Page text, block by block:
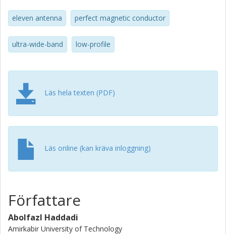
in a good agreement with theory. Also, some discussions
are provided for the realization of the artificial-magnetic-
ground.
eleven antenna perfect magnetic conductor
ultra-wide-band low-profile
Läs hela texten (PDF)
Läs online (kan kräva inloggning)
Författare
Abolfazl Haddadi
Amirkabir University of Technology